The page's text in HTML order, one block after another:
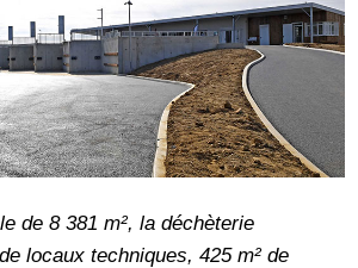
de 8 381 m², la déchèterie
locaux techniques, 425 m² de